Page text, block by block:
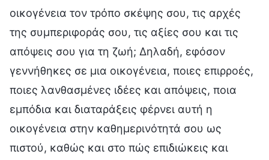
οικογένεια τον τρόπο σκέψης σου, τις αρχές
της συμπεριφοράς σου, τις αξίες σου και τις
απόψεις σου για τη ζωή; Δηλαδή, εφόσον
γεννήθηκες σε μια οικογένεια, ποιες επιρροές,
ποιες λανθασμένες ιδέες και απόψεις, ποια
εμπόδια και διαταράξεις φέρνει αυτή η
οικογένεια στην καθημερινότητά σου ως
πιστού, καθώς και στο πώς επιδιώκεις και